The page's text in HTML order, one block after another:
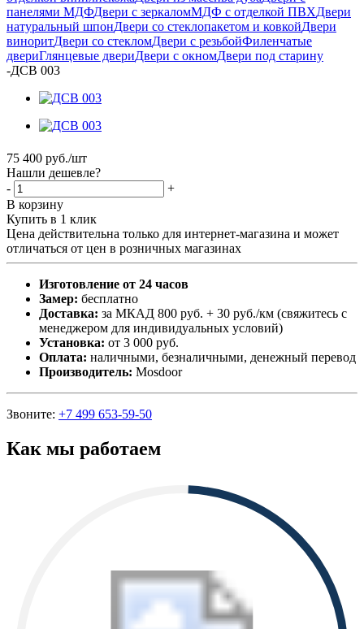
панелями МДФДвери с зеркаломМДФ с отделкой ПВХДвери
натуральный шпонДвери со стеклопакетом и ковкойДвери
виноритДвери со стекломДвери с резьбойФиленчатые
двериГлянцевые двериДвери с окномДвери под старину
-ДСВ 003
75 400 руб./шт
Нашли дешевле?
-
+
В корзину
Купить в 1 клик
Цена действительна только для интернет-магазина и может
отличаться от цен в розничных магазинах
Изготовление от 24 часов
Замер: бесплатно
Доставка: за МКАД 800 руб. + 30 руб./км (свяжитесь с
менеджером для индивидуальных условий)
Установка: от 3 000 руб.
Оплата: наличными, безналичными, денежный перевод
Производитель: Mosdoor
Звоните: +7 499 653-59-50
Как мы работаем